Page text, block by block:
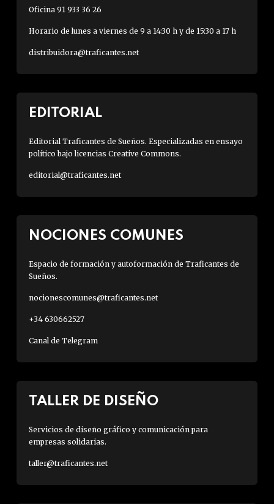
Oficina 91 933 36 26
Horario de lunes a viernes de 9 a 14:30 h y de 15:30 a 17 h
distribuidora@traficantes.net
EDITORIAL
Editorial Traficantes de Sueños. Especializadas en ensayo
político bajo licencias Creative Commons.
editorial@traficantes.net
NOCIONES COMUNES
Espacio de formación y autoformación de Traficantes de
Sueños.
nocionescomunes@traficantes.net
+34 630662527
Canal de Telegram
TALLER DE DISEÑO
Servicios de diseño gráfico y comunicación para
empresas solidarias.
taller@traficantes.net